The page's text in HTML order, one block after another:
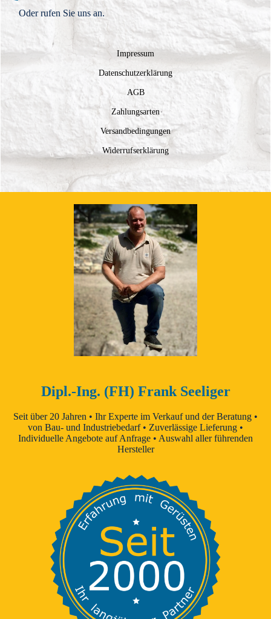
Oder rufen Sie uns an.
Impressum
Datenschutzerklärung
AGB
Zahlungsarten
Versandbedingungen
Widerrufserklärung
Dipl.-Ing. (FH) Frank Seeliger
Seit über 20 Jahren • Ihr Experte im Verkauf und der Beratung •
von Bau- und Industriebedarf • Zuverlässige Lieferung •
Individuelle Angebote auf Anfrage • Auswahl aller führenden
Hersteller